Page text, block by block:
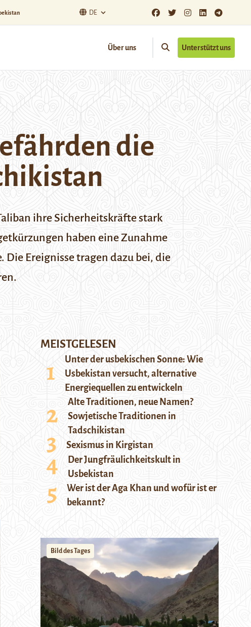
DE
Über uns Unterstützt uns
die
ihre Sicherheitskräfte stark
haben eine Zunahme
Die Ereignisse tragen dazu bei, die
MEISTGELESEN
Unter der usbekischen Sonne: Wie
Usbekistan versucht, alternative
Energiequellen zu entwickeln
Alte Traditionen, neue Namen?
Sowjetische Traditionen in
Tadschikistan
Sexismus in Kirgistan
Der Jungfräulichkeitskult in
Usbekistan
Wer ist der Aga Khan und wofür ist er
bekannt?
Bild des Tages